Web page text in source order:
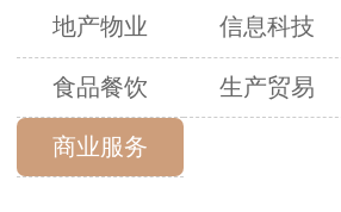
地产物业 信息科技
食品餐饮 生产贸易
商业服务